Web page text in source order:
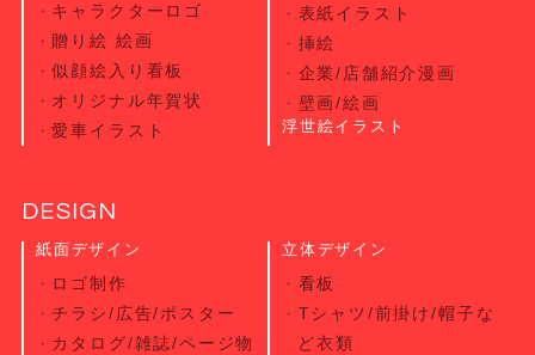
キャラクターロゴ
贈り絵 絵画
似顔絵入り看板
オリジナル年賀状
愛車イラスト
表紙イラスト
挿絵
企業/店舗紹介漫画
壁画/絵画
浮世絵イラスト
DESIGN
紙面デザイン
ロゴ制作
チラシ/広告/ポスター
カタログ/雑誌/ページ物
立体デザイン
看板
Tシャツ/前掛け/帽子な
ど衣類